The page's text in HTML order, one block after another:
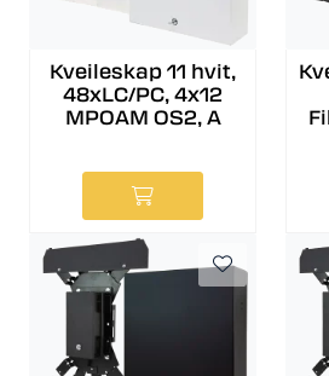
Kveileskap 11 hvit,
48xLC/PC, 4x12
MPOAM OS2, A